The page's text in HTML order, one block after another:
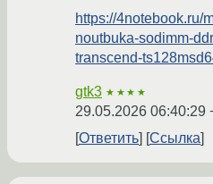
https://4notebook.ru/
noutbuka-sodimm-
transcend-
gtk3 ★★★★
29.05.2026 06:40:29
Ответить
Ссылка